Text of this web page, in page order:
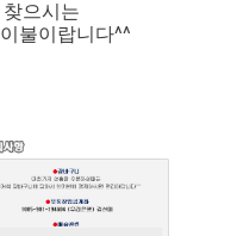
으시는
불이랍니다^^